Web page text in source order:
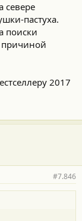
севере
пастуха.
поиски
причиной
2017
#7.846